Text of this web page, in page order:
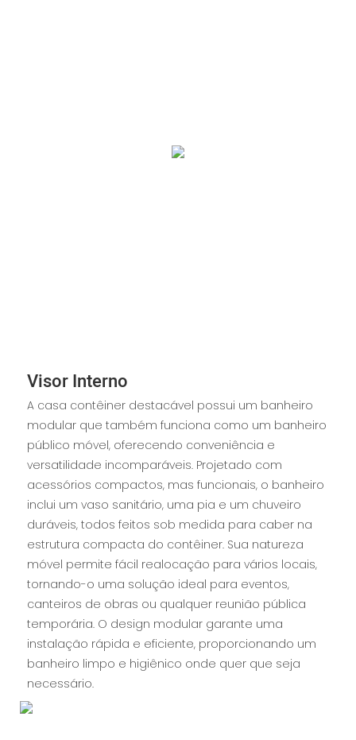
Visor Interno
A casa contêiner destacável possui um banheiro
modular que também funciona como um banheiro
público móvel, oferecendo conveniência e
versatilidade incomparáveis. Projetado com
acessórios compactos, mas funcionais, o banheiro
inclui um vaso sanitário, uma pia e um chuveiro
duráveis, todos feitos sob medida para caber na
estrutura compacta do contêiner. Sua natureza
móvel permite fácil realocação para vários locais,
tornando-o uma solução ideal para eventos,
canteiros de obras ou qualquer reunião pública
temporária. O design modular garante uma
instalação rápida e eficiente, proporcionando um
banheiro limpo e higiênico onde quer que seja
necessário.